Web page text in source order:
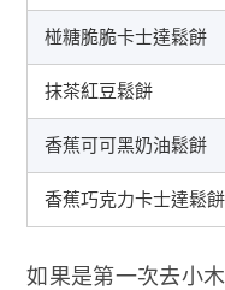
椪糖脆脆卡士達鬆餅
抹茶紅豆鬆餅
香蕉可可黑奶油鬆餅
香蕉巧克力卡士達鬆餅
如果是第一次去小